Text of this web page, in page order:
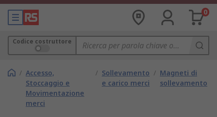
0
Codice costruttore
/ Accesso,
Stoccaggio e
Movimentazione
merci
/ Sollevamento
e carico merci
/ Magneti di
sollevamento